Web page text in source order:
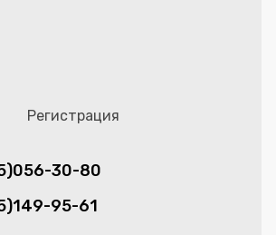
Регистрация
30-80
95-61